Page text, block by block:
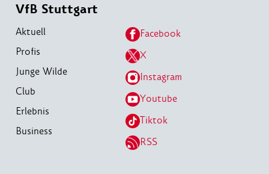
VfB Stuttgart
Aktuell
Profis
Junge Wilde
Club
Erlebnis
Business
Facebook
X
Instagram
Youtube
Tiktok
RSS